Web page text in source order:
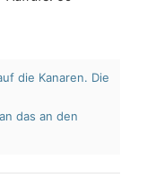
die Kanaren. Die
das an den